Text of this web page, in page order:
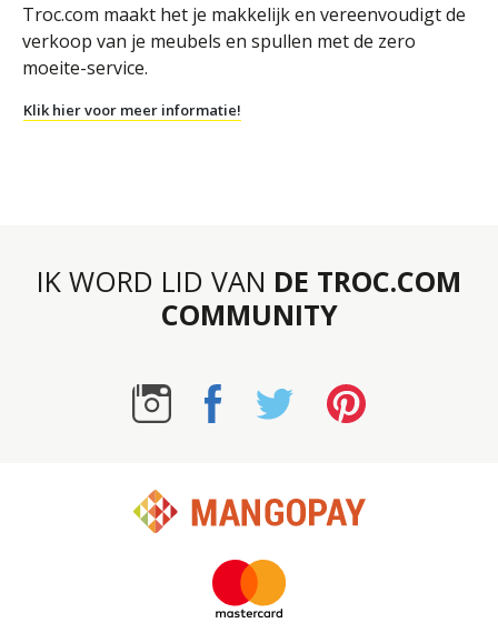
Troc.com maakt het je makkelijk en vereenvoudigt de
verkoop van je meubels en spullen met de zero
moeite-service.
Klik hier voor meer informatie!
IK WORD LID VAN DE TROC.COM
COMMUNITY